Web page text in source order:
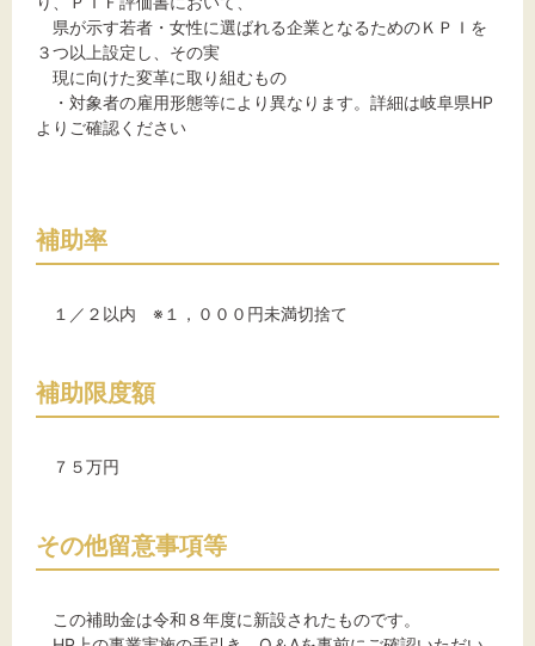
県が示す若者・女性に選ばれる企業となるためのＫＰＩを
３つ以上設定し、その実
現に向けた変革に取り組むもの
・対象者の雇用形態等により異なります。詳細は岐阜県HP
よりご確認ください
補助率
１／２以内 ※１，０００円未満切捨て
補助限度額
７５万円
その他留意事項等
この補助金は令和８年度に新設されたものです。